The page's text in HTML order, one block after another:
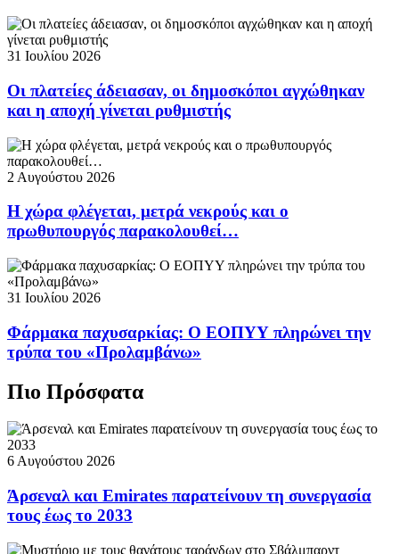
31 Ιουλίου 2026
Οι πλατείες άδειασαν, οι δημοσκόποι αγχώθηκαν
και η αποχή γίνεται ρυθμιστής
2 Αυγούστου 2026
Η χώρα φλέγεται, μετρά νεκρούς και ο
πρωθυπουργός παρακολουθεί…
31 Ιουλίου 2026
Φάρμακα παχυσαρκίας: Ο ΕΟΠΥΥ πληρώνει την
τρύπα του «Προλαμβάνω»
Πιο Πρόσφατα
6 Αυγούστου 2026
Άρσεναλ και Emirates παρατείνουν τη συνεργασία
τους έως το 2033